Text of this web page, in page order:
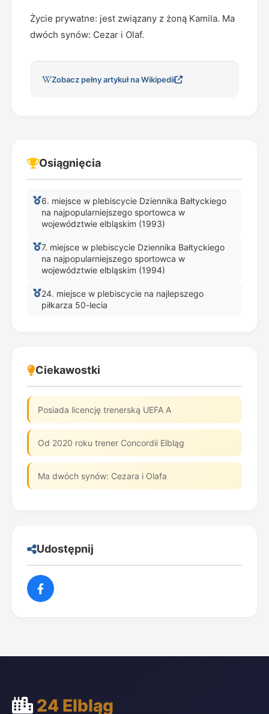
Życie prywatne: jest związany z żoną Kamila. Ma
dwóch synów: Cezar i Olaf.
Zobacz pełny artykuł na Wikipedii
Osiągnięcia
6. miejsce w plebiscycie Dziennika Bałtyckiego
na najpopularniejszego sportowca w
województwie elbląskim (1993)
7. miejsce w plebiscycie Dziennika Bałtyckiego
na najpopularniejszego sportowca w
województwie elbląskim (1994)
24. miejsce w plebiscycie na najlepszego
piłkarza 50-lecia
Ciekawostki
Posiada licencję trenerską UEFA A
Od 2020 roku trener Concordii Elbląg
Ma dwóch synów: Cezara i Olafa
Udostępnij
24 Elbląg